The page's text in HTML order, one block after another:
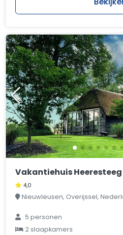
Vakantiehuis Heeresteeg
4,0
Nieuwleusen, Overijssel,
5 personen
2 slaapkamers